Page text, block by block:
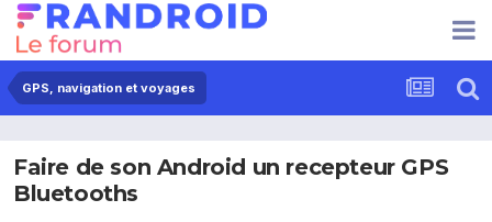
GPS, navigation et voyages
Faire de son Android un recepteur GPS
Bluetooths